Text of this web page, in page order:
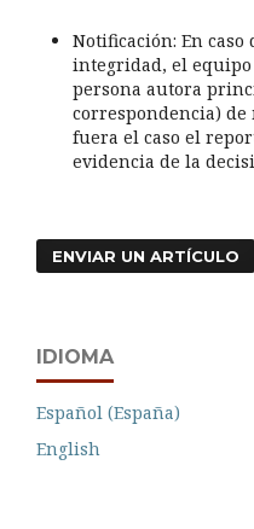
Notificación: En caso
integridad, el
persona autora
correspondencia)
fuera el caso el
evidencia de la
ENVIAR UN ARTÍCULO
IDIOMA
Español (España)
English